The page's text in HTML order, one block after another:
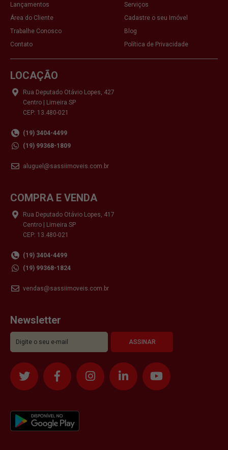
Lançamentos
Serviços
Área do Cliente
Cadastre o seu Imóvel
Trabalhe Conosco
Blog
Contato
Política de Privacidade
LOCAÇÃO
Rua Deputado Otávio Lopes, 427
Centro | Limeira SP
CEP: 13.480-021
(19) 3404-4499
(19) 99368-1809
aluguel@sassiimoveis.com.br
COMPRA E VENDA
Rua Deputado Otávio Lopes, 417
Centro | Limeira SP
CEP: 13.480-021
(19) 3404-4499
(19) 99368-1824
vendas@sassiimoveis.com.br
Newsletter